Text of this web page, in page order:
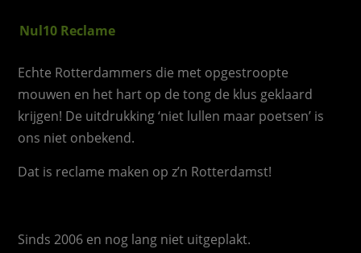
Nul10 Reclame
Echte Rotterdammers die met opgestroopte
mouwen en het hart op de tong de klus geklaard
krijgen! De uitdrukking ‘niet lullen maar poetsen’ is
ons niet onbekend.
Dat is reclame maken op z’n Rotterdamst!
Sinds 2006 en nog lang niet uitgeplakt.